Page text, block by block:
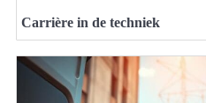
Carrière in de techniek